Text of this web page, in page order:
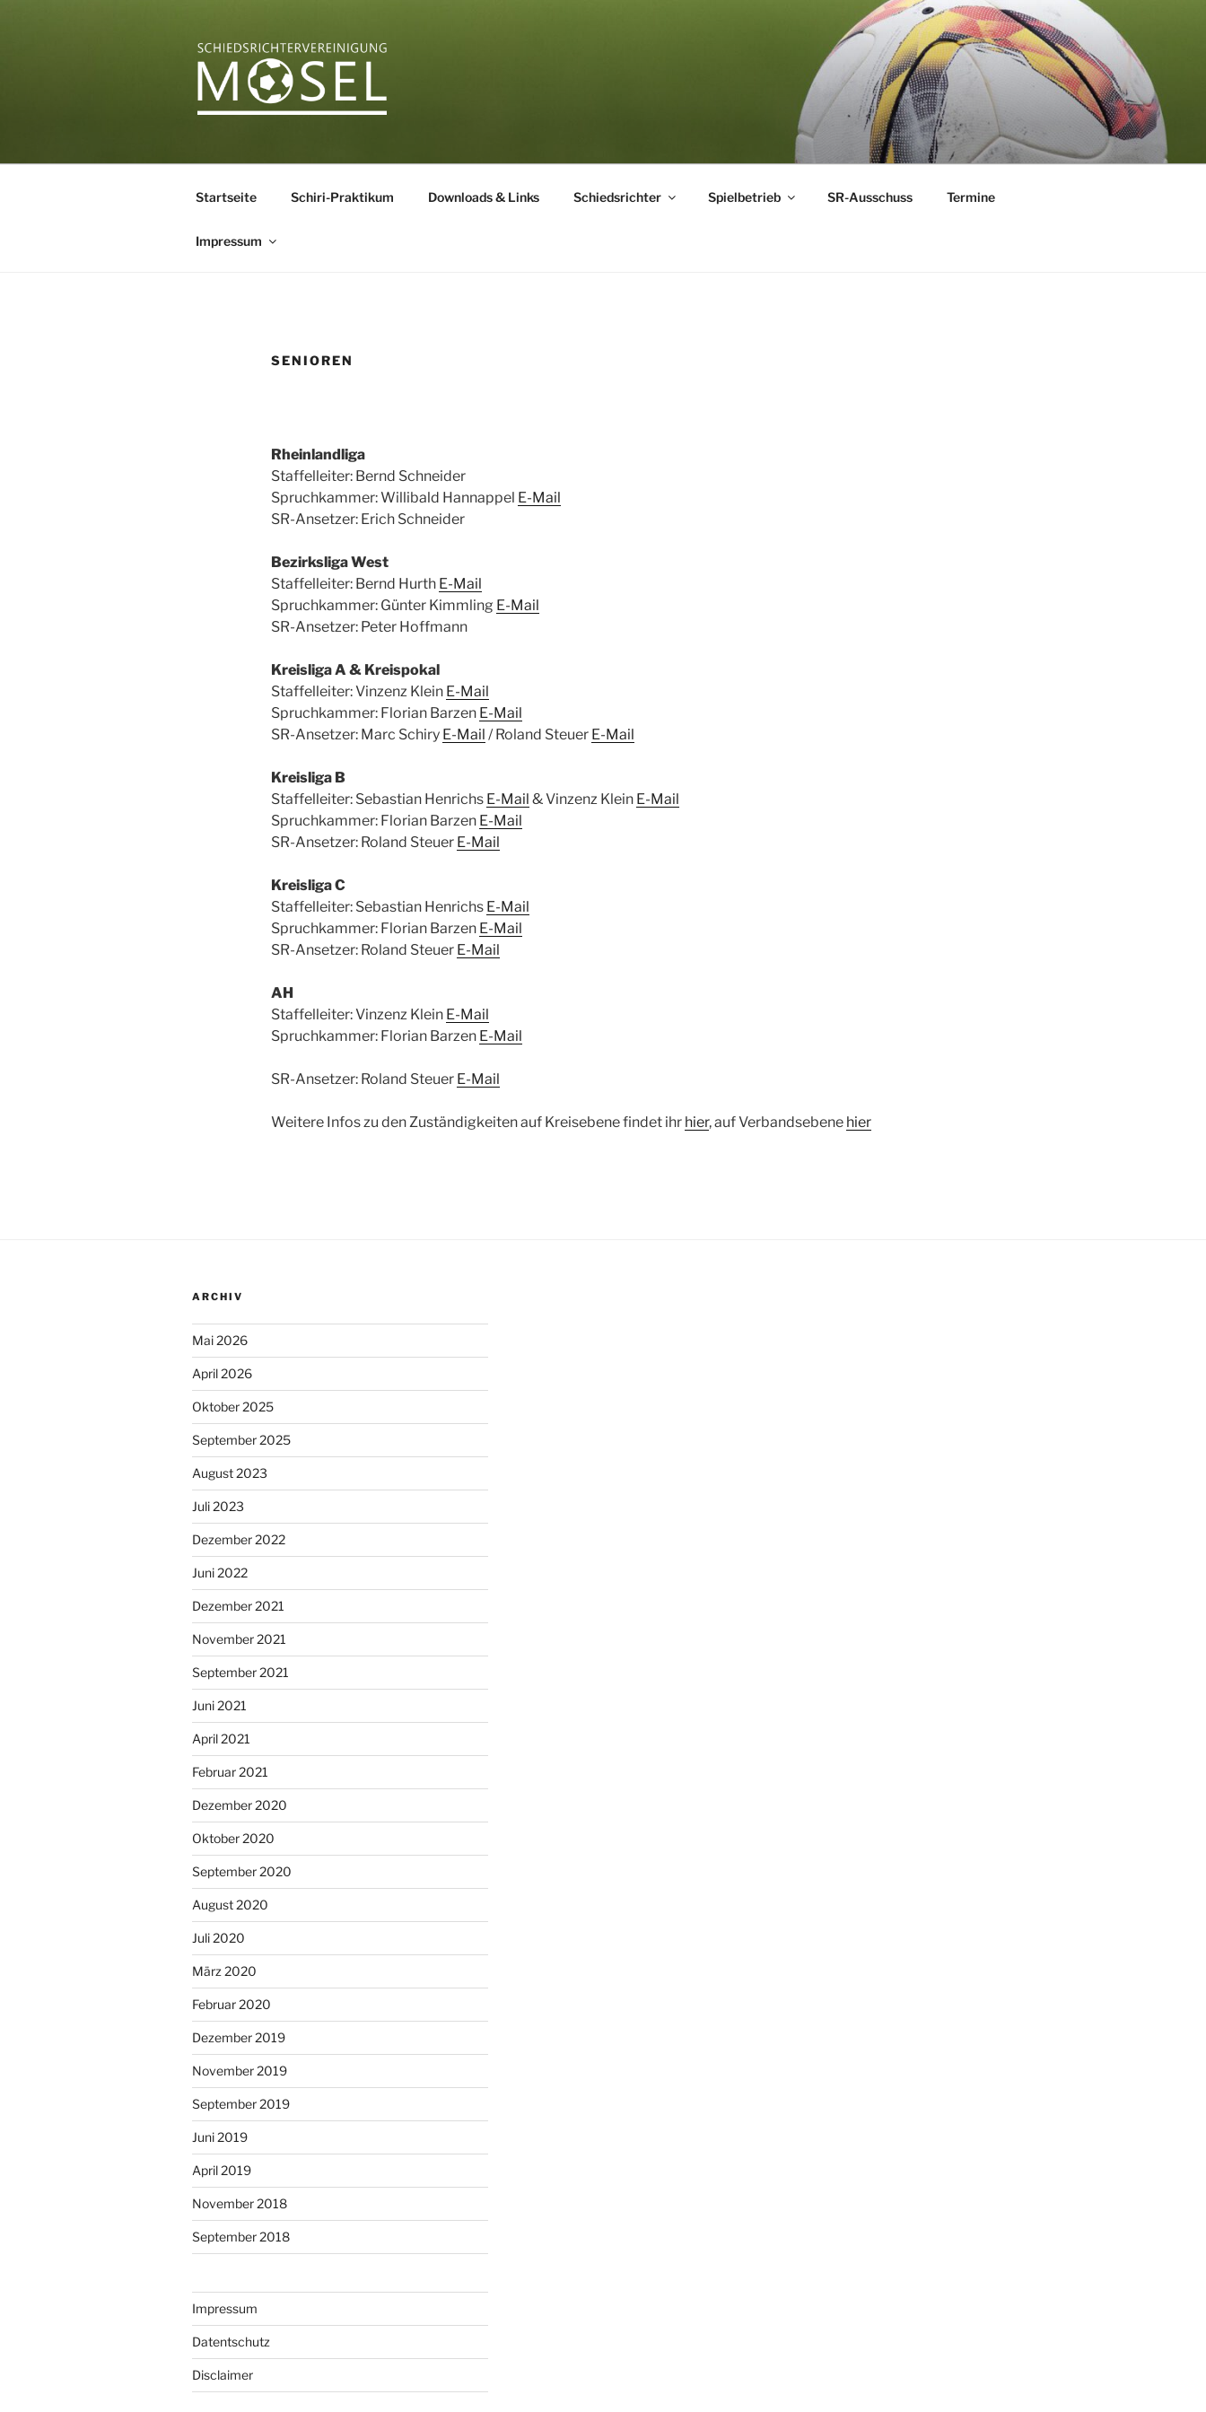
SCHIEDSRICHTERVEREINIGUNG MOSEL
Startseite Schiri-Praktikum Downloads & Links Schiedsrichter Spielbetrieb SR-Ausschuss Termine
Impressum
SENIOREN
Rheinlandliga
Staffelleiter: Bernd Schneider
Spruchkammer: Willibald Hannappel E-Mail
SR-Ansetzer: Erich Schneider
Bezirksliga West
Staffelleiter: Bernd Hurth E-Mail
Spruchkammer: Günter Kimmling E-Mail
SR-Ansetzer: Peter Hoffmann
Kreisliga A & Kreispokal
Staffelleiter: Vinzenz Klein E-Mail
Spruchkammer: Florian Barzen E-Mail
SR-Ansetzer: Marc Schiry E-Mail / Roland Steuer E-Mail
Kreisliga B
Staffelleiter: Sebastian Henrichs E-Mail & Vinzenz Klein E-Mail
Spruchkammer: Florian Barzen E-Mail
SR-Ansetzer: Roland Steuer E-Mail
Kreisliga C
Staffelleiter: Sebastian Henrichs E-Mail
Spruchkammer: Florian Barzen E-Mail
SR-Ansetzer: Roland Steuer E-Mail
AH
Staffelleiter: Vinzenz Klein E-Mail
Spruchkammer: Florian Barzen E-Mail
SR-Ansetzer: Roland Steuer E-Mail
Weitere Infos zu den Zuständigkeiten auf Kreisebene findet ihr hier, auf Verbandsebene hier
ARCHIV
Mai 2026
April 2026
Oktober 2025
September 2025
August 2023
Juli 2023
Dezember 2022
Juni 2022
Dezember 2021
November 2021
September 2021
Juni 2021
April 2021
Februar 2021
Dezember 2020
Oktober 2020
September 2020
August 2020
Juli 2020
März 2020
Februar 2020
Dezember 2019
November 2019
September 2019
Juni 2019
April 2019
November 2018
September 2018
Impressum
Datentschutz
Disclaimer